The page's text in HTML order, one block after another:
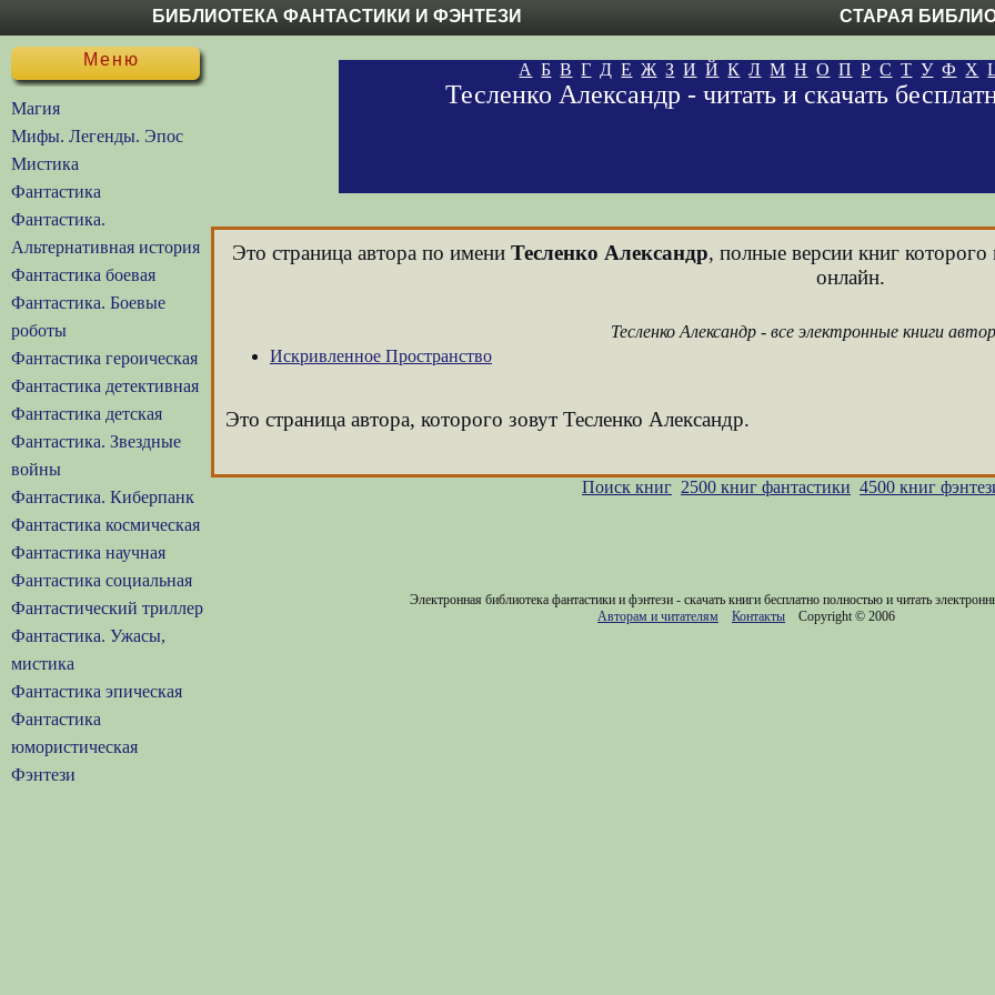
БИБЛИОТЕКА ФАНТАСТИКИ И ФЭНТЕЗИ СТАРАЯ
Меню
Магия
Мифы. Легенды. Эпос
Мистика
Фантастика
Фантастика.
Альтернативная история
Фантастика боевая
Фантастика. Боевые
роботы
Фантастика героическая
Фантастика детективная
Фантастика детская
Фантастика. Звездные
войны
Фантастика. Киберпанк
Фантастика космическая
Фантастика научная
Фантастика социальная
Фантастический триллер
Фантастика. Ужасы,
мистика
Фантастика эпическая
Фантастика
юмористическая
Фэнтези
А Б В Г Д Е Ж З И Й К Л М Н О П Р С Т У Ф Х
Тесленко Александр - читать и скачать
Это страница автора по имени Тесленко Александр, полные версии книг которого
онлайн.
Тесленко Александр - все электронные книги
Искривленное Пространство
Это страница автора, которого зовут Тесленко Александр.
Поиск книг 2500 книг фантастики 4500 книг
Электронная библиотека фантастики и фэнтези - скачать книги бесплатно полностью и читать
Авторам и читателям
Контакты Copyright © 2006